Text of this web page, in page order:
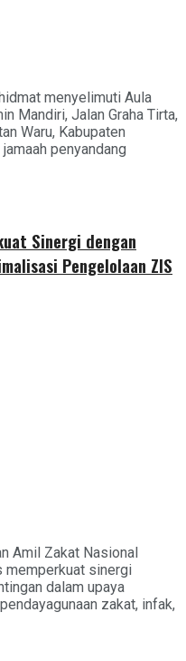
menyelimuti Aula
Mandiri, Jalan Graha Tirta,
Waru, Kabupaten
penyandang
Sinergi dengan
Pengelolaan ZIS
Amil Zakat Nasional
memperkuat sinergi
dalam upaya
zakat, infak,